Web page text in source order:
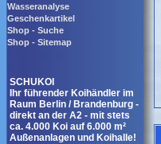
Wasseranalyse
Geschenkartikel
Shop - Suche
Shop - Sitemap
SCHUKOI
Ihr führender Koihändler im
Raum Berlin / Brandenburg -
direkt an der A2 - mit stets
ca. 4.000 Koi auf 6.000 m²
Außenanlagen und Koihalle!